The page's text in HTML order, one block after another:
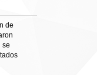
de
se